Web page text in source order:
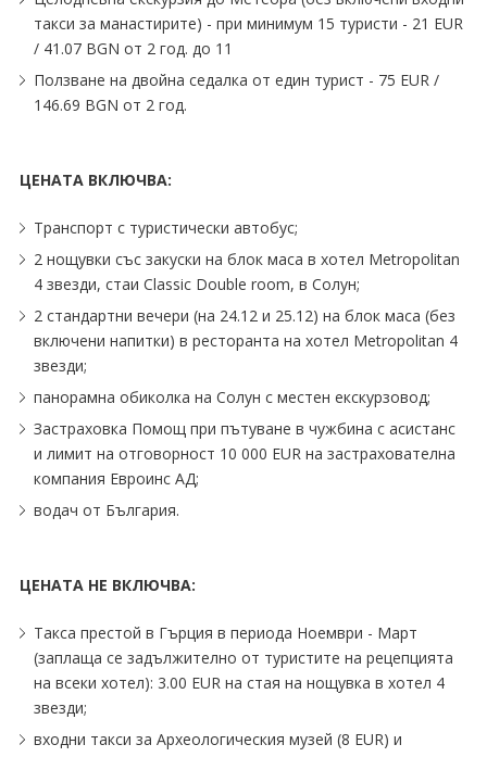
такси за манастирите) - при минимум 15 туристи - 21 EUR
∕ 41.07 BGN от 2 год. до 11
Ползване на двойна седалка от един турист - 75 EUR ∕
146.69 BGN от 2 год.
ЦЕНАТА ВКЛЮЧВА:
Транспорт с туристически автобус;
2 нощувки със закуски на блок маса в хотел Metropolitan
4 звезди, стаи Classic Double room, в Солун;
2 стандартни вечери (на 24.12 и 25.12) на блок маса (без
включени напитки) в ресторанта на хотел Metropolitan 4
звезди;
панорамна обиколка на Солун с местен екскурзовод;
Застраховка Помощ при пътуване в чужбина с асистанс
и лимит на отговорност 10 000 EUR на застрахователна
компания Евроинс АД;
водач от България.
ЦЕНАТА НЕ ВКЛЮЧВА:
Такса престой в Гърция в периода Ноември - Март
(заплаща се задължително от туристите на рецепцията
на всеки хотел): 3.00 EUR на стая на нощувка в хотел 4
звезди;
входни такси за Археологическия музей (8 EUR) и